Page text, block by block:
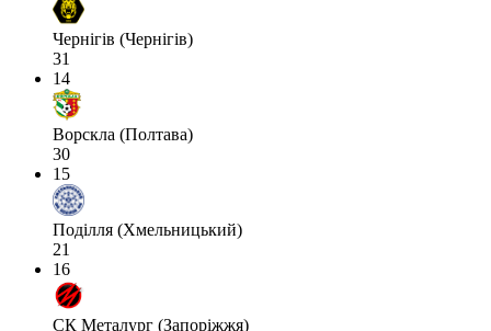
Чернігів (Чернігів)
31
14
Ворскла (Полтава)
30
15
Поділля (Хмельницький)
21
16
СК Металург (Запоріжжя)